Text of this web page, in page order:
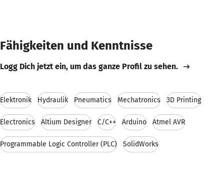
Fähigkeiten und Kenntnisse
Logg Dich jetzt ein, um das ganze Profil zu sehen.
Elektronik Hydraulik Pneumatics Mechatronics 3D Printing
Electronics Altium Designer C/C++ Arduino Atmel AVR
Programmable Logic Controller (PLC) SolidWorks